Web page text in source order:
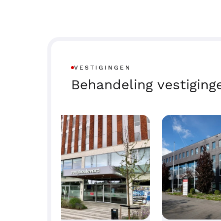
VESTIGINGEN
Behandeling